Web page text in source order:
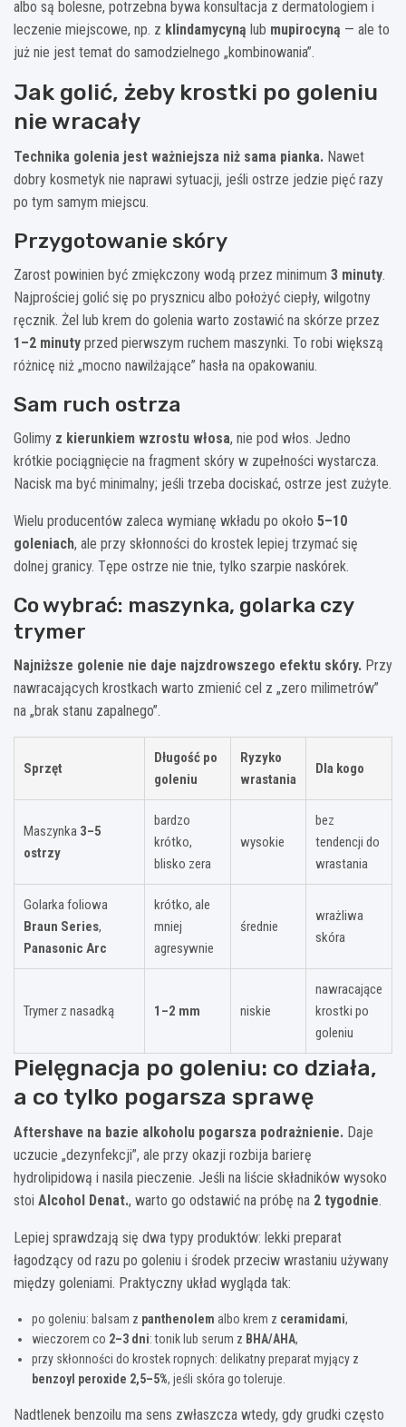
albo są bolesne, potrzebna bywa konsultacja z dermatologiem i
leczenie miejscowe, np. z klindamycyną lub mupirocyną — ale to
już nie jest temat do samodzielnego „kombinowania”.
Jak golić, żeby krostki po goleniu
nie wracały
Technika golenia jest ważniejsza niż sama pianka. Nawet
dobry kosmetyk nie naprawi sytuacji, jeśli ostrze jedzie pięć razy
po tym samym miejscu.
Przygotowanie skóry
Zarost powinien być zmiękczony wodą przez minimum 3 minuty.
Najprościej golić się po prysznicu albo położyć ciepły, wilgotny
ręcznik. Żel lub krem do golenia warto zostawić na skórze przez
1–2 minuty przed pierwszym ruchem maszynki. To robi większą
różnicę niż „mocno nawilżające” hasła na opakowaniu.
Sam ruch ostrza
Golimy z kierunkiem wzrostu włosa, nie pod włos. Jedno
krótkie pociągnięcie na fragment skóry w zupełności wystarcza.
Nacisk ma być minimalny; jeśli trzeba dociskać, ostrze jest zużyte.
Wielu producentów zaleca wymianę wkładu po około 5–10
goleniach, ale przy skłonności do krostek lepiej trzymać się
dolnej granicy. Tępe ostrze nie tnie, tylko szarpie naskórek.
Co wybrać: maszynka, golarka czy
trymer
Najniższe golenie nie daje najzdrowszego efektu skóry. Przy
nawracających krostkach warto zmienić cel z „zero milimetrów”
na „brak stanu zapalnego”.
Sprzęt
Długość po
goleniu
Ryzyko
wrastania
Dla kogo
Maszynka 3–5
ostrzy
bardzo
krótko,
blisko zera
wysokie
bez
tendencji do
wrastania
Golarka foliowa
Braun Series,
Panasonic Arc
krótko, ale
mniej
agresywnie
średnie
wrażliwa
skóra
Trymer z nasadką 1–2 mm niskie
nawracające
krostki po
goleniu
Pielęgnacja po goleniu: co działa,
a co tylko pogarsza sprawę
Aftershave na bazie alkoholu pogarsza podrażnienie. Daje
uczucie „dezynfekcji”, ale przy okazji rozbija barierę
hydrolipidową i nasila pieczenie. Jeśli na liście składników wysoko
stoi Alcohol Denat., warto go odstawić na próbę na 2 tygodnie.
Lepiej sprawdzają się dwa typy produktów: lekki preparat
łagodzący od razu po goleniu i środek przeciw wrastaniu używany
między goleniami. Praktyczny układ wygląda tak:
po goleniu: balsam z panthenolem albo krem z ceramidami,
wieczorem co 2–3 dni: tonik lub serum z BHA/AHA,
przy skłonności do krostek ropnych: delikatny preparat myjący z
benzoyl peroxide 2,5–5%, jeśli skóra go toleruje.
Nadtlenek benzoilu ma sens zwłaszcza wtedy, gdy grudki często